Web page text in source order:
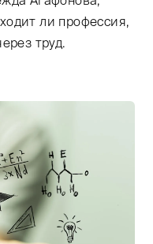
ли профессия,
труд.